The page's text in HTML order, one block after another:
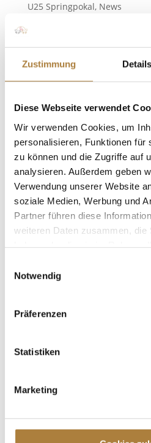
Zustimmung Details
Diese Webseite verwendet
Wir verwenden Cookies, um
personalisieren, Funktionen für
zu können und die Zugriffe auf
analysieren. Außerdem geben
Verwendung unserer Website
soziale Medien, Werbung und
Partner führen diese
weiteren Daten zusammen, die
Notwendig
Präferenzen
Statistiken
Marketing
U25 Springpokal, News
Echte Familienangelegenheit
Mannheimer
Nachwuchsspringreiter ihr
Am Ende war es Britt...
Talentpool-
Böckmann
von Insa Strothmann| 11.
Talentpool für
Calvin Böckmann erhält
Talentpool – Familie
Vielseitigkeits- und
Talentpools der Stiftung
Finale ruft!
vonInsa Strothmann|24.